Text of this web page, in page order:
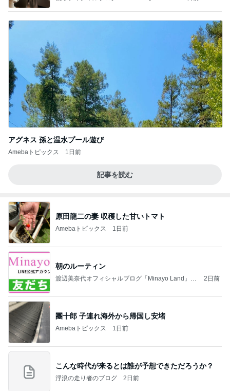
アグネス 孫と温水プール遊び
Amebaトピックス 1日前
記事を読む
原田龍二の妻 収穫した甘いトマト
Amebaトピックス 1日前
朝のルーティン
渡辺美奈代オフィシャルブログ「Minayo Land」P
2日前
團十郎 子連れ海外から帰国し安堵
Amebaトピックス 1日前
こんな時代が来るとは誰が予想できただろうか？
浮浪の走り者のブログ 2日前